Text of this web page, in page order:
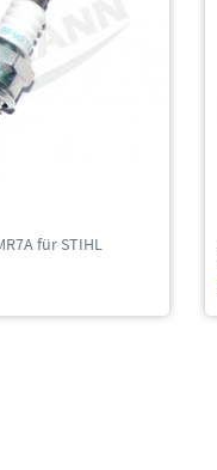
für STIHL